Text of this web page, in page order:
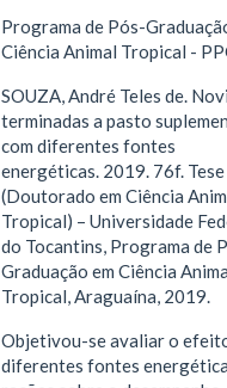
Programa de Pós-
Ciência Animal Tropical -
SOUZA, André Teles de.
terminadas a pasto
com diferentes fontes
energéticas. 2019. 76f. Tese
(Doutorado em Ciência
Tropical) – Universidade
do Tocantins, Programa de
Graduação em Ciência
Tropical, Araguaína, 2019.
Objetivou-se avaliar o
diferentes fontes